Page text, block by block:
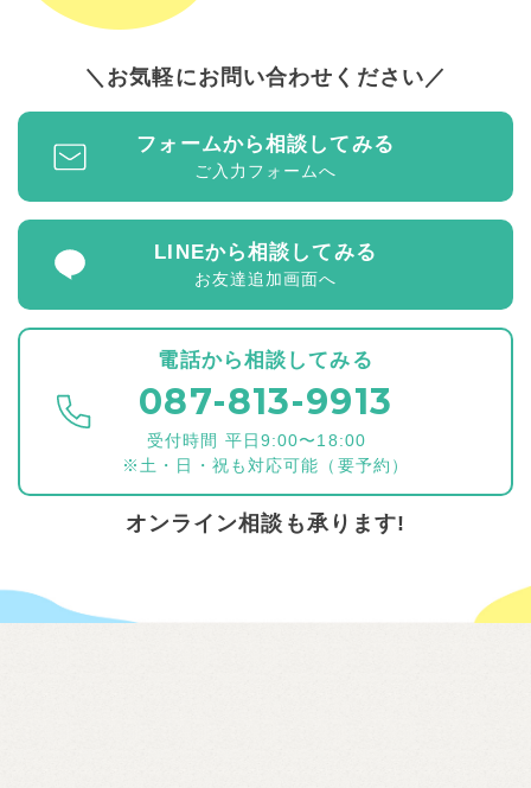
お気軽にお問い合わせください
フォームから相談してみる
ご入力フォームへ
LINEから相談してみる
お友達追加画面へ
電話から相談してみる
087-813-9913
受付時間 平日9:00〜18:00
※土・日・祝も対応可能（要予約）
オンライン相談も承ります!